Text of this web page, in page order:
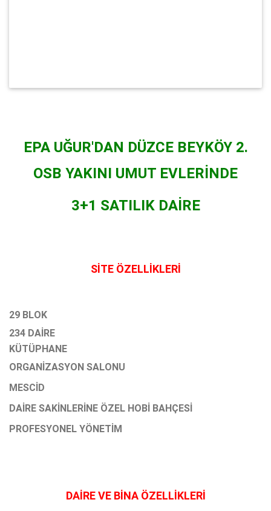
EPA UĞUR'DAN DÜZCE BEYKÖY 2.
OSB YAKINI UMUT EVLERİNDE
3+1 SATILIK DAİRE
SİTE ÖZELLİKLERİ
29 BLOK
234 DAİRE
KÜTÜPHANE
ORGANİZASYON SALONU
MESCİD
DAİRE SAKİNLERİNE ÖZEL HOBİ BAHÇESİ
PROFESYONEL YÖNETİM
DAİRE VE BİNA ÖZELLİKLERİ